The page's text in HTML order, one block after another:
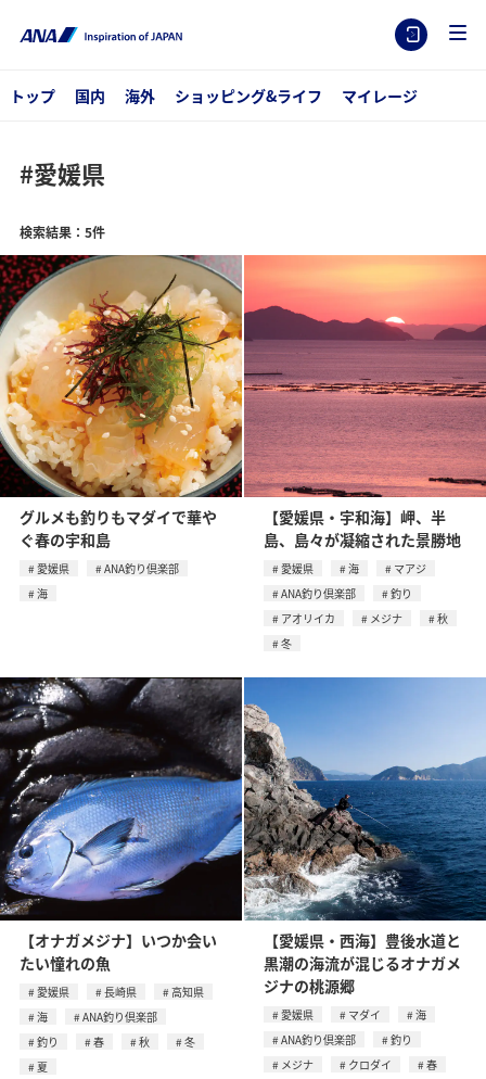
トップ 国内 海外 ショッピング&ライフ マイレージ
#愛媛県
検索結果：5件
グルメも釣りもマダイで華や
ぐ春の宇和島
愛媛県
ANA釣り倶楽部
海
【愛媛県・宇和海】岬、半
島、島々が凝縮された景勝地
愛媛県 海
マアジ
ANA釣り倶楽部
釣り
アオリイカ
メジナ
秋
冬
【オナガメジナ】いつか会い
たい憧れの魚
愛媛県 長崎県
高知県
海
ANA釣り倶楽部
釣り
春 秋
冬
夏
【愛媛県・西海】豊後水道と
黒潮の海流が混じるオナガメ
ジナの桃源郷
愛媛県 マダイ
海
ANA釣り倶楽部
釣り
メジナ
クロダイ
春